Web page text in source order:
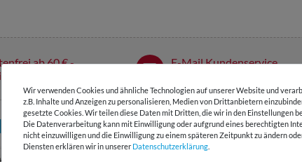
ab 60 € -
DHL
E-Mail Kundenservice
AUCH INTERESSANT
Wir verwenden Cookies und ähnliche Technologien auf unserer Website und
z.B. Inhalte und Anzeigen zu personalisieren, Medien von Drittanbietern
gesetzte Cookies. Wir teilen diese Daten mit Dritten, die wir in den Einstellungen
Die Datenverarbeitung kann mit Einwilligung oder aufgrund eines berechtigten
nicht einzuwilligen und die Einwilligung zu einem späteren Zeitpunkt zu ändern
Diensten erklären wir in unserer Daten­schutz­erklärung